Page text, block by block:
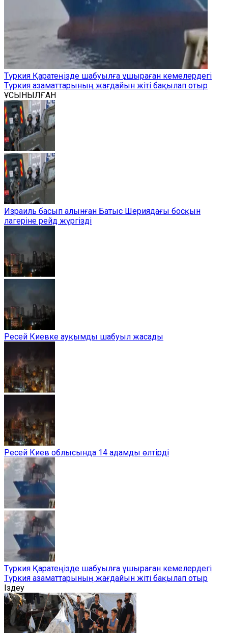
Түркия Қаратеңізде шабуылға ұшыраған кемелердегі
Түркия азаматтарының жағдайын жіті бақылап отыр
ҰСЫНЫЛҒАН
Израиль басып алынған Батыс Шериядағы босқын
лагеріне рейд жүргізді
Ресей Киевке ауқымды шабуыл жасады
Ресей Киев облысында 14 адамды өлтірді
Түркия Қаратеңізде шабуылға ұшыраған кемелердегі
Түркия азаматтарының жағдайын жіті бақылап отыр
Іздеу